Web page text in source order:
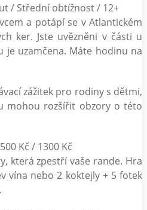
/ Střední obtížnost / 12+
a potápí se v Atlantickém
ker. Jste uvězněni v části u
je uzamčena. Máte hodinu na
zážitek pro rodiny s dětmi,
mohou rozšířit obzory o této
Kč / 1300 Kč
která zpestří vaše rande. Hra
vína nebo 2 koktejly + 5 fotek